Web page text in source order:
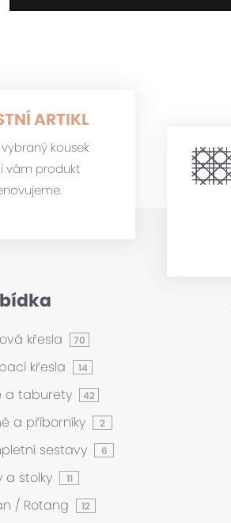
ARTIKL
kousek
vám produkt
křesla 70
křesla 14
a taburety 42
a příborníky 2
sestavy 6
a stolky 11
/ Rotang 12